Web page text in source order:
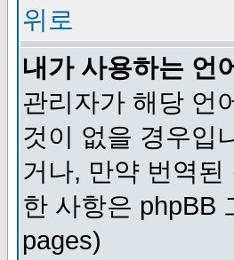
위로
내가 사용하는 언
관리자가 해당 언
것이 없을 경우입
거나, 만약 번역
한 사항은 phpBB
pages)